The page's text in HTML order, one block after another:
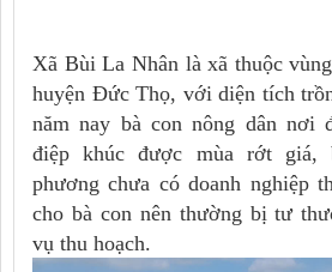
Xã Bùi La Nhân là xã thuộc
huyện Đức Thọ, với diện tích
năm nay bà con nông dân nơi
điệp khúc được mùa rớt giá,
phương chưa có doanh nghiệp
cho bà con nên thường bị tư
vụ thu hoạch.